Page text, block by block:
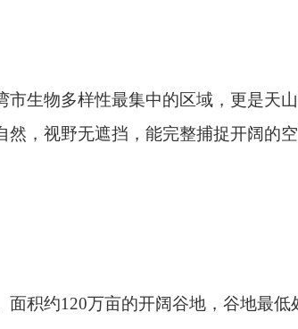
充分体验回归自然的浪漫情怀。